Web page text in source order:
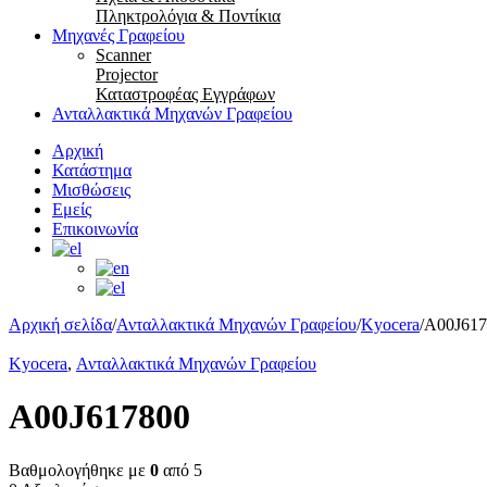
Πληκτρολόγια & Ποντίκια
Μηχανές Γραφείου
Scanner
Projector
Καταστροφέας Εγγράφων
Ανταλλακτικά Μηχανών Γραφείου
Αρχική
Κατάστημα
Μισθώσεις
Εμείς
Επικοινωνία
Αρχική σελίδα/Ανταλλακτικά Μηχανών Γραφείου/Kyocera/
Kyocera, Ανταλλακτικά Μηχανών Γραφείου
A00J617800
Βαθμολογήθηκε με 0 από 5